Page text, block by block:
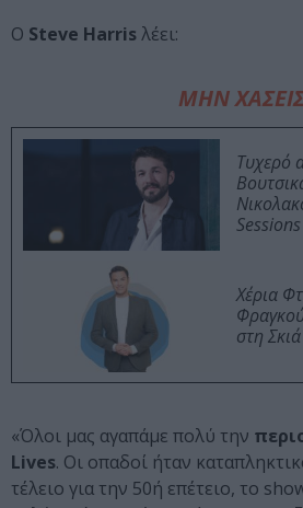
Ο Steve Harrisλέει:
ΜΗΝ
Τυχερό
Sessions
Χέρια
στη
«Όλοι μας αγαπάμε πολύ την
Lives. Οι οπαδοί ήταν
τέλειο για την 50ή επέτειο, το